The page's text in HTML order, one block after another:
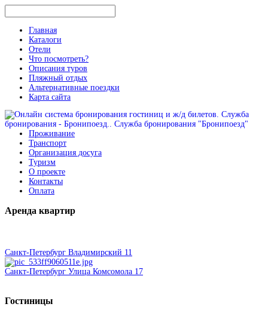
Главная
Каталоги
Отели
Что посмотреть?
Описания туров
Пляжный отдых
Альтернативные поездки
Карта сайта
Проживание
Транспорт
Организация досуга
Туризм
О проекте
Контакты
Оплата
Аренда квартир
Санкт-Петербург Владимирский 11
Санкт-Петербург Улица Комсомола 17
Гостиницы